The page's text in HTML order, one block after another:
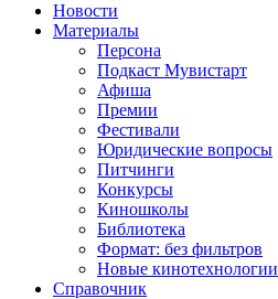
Новости
Материалы
Персона
Подкаст Мувистарт
Афиша
Премии
Фестивали
Юридические вопросы
Питчинги
Конкурсы
Киношколы
Библиотека
Формат: без фильтров
Новые кинотехнологии
Справочник